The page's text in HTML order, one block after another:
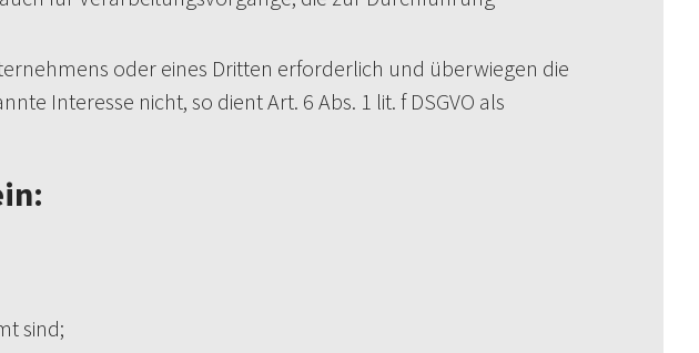
oder eines Dritten erforderlich und überwiegen die
Interesse nicht, so dient Art. 6 Abs. 1 lit. f DSGVO als
sind;